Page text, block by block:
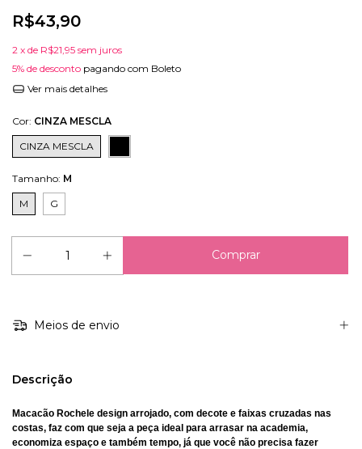
R$43,90
2 x de R$21,95 sem juros
5% de desconto pagando com Boleto
Ver mais detalhes
Cor: CINZA MESCLA
CINZA MESCLA
Tamanho: M
M G
Meios de envio
Descrição
Macacão Rochele design arrojado, com decote e faixas cruzadas nas
costas, faz com que seja a peça ideal para arrasar na academia,
economiza espaço e também tempo, já que você não precisa fazer